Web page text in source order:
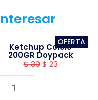
OFERTA
Ketchup Cololo
200GR Doypack
$30 $ 23